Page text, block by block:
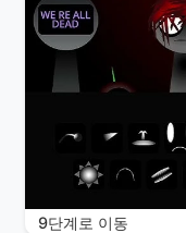
9단계로 이동